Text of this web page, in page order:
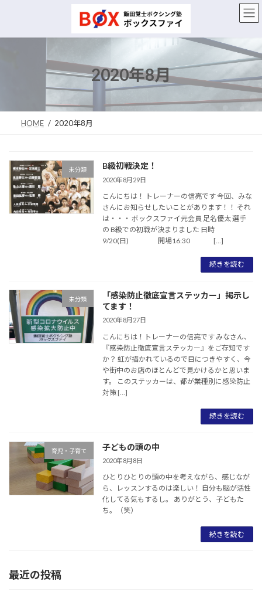
ン
プ
ー
動
2020年8月
HOME 2020年8月
未分類 B級初戦決定！
2020年8月29日
こんにちは！ トレーナーの信亮です 今回、みな
さんにお知らせしたいことがあります！！ それ
は・・・ ボックスファイ元会員 足名優太 選手
の B級での初戦が決まりました 日時
9/20(日) 開場16:30 […]
続きを読む
未分類
「感染防止徹底宣言ステッカー」掲示し
てます！
2020年8月27日
こんにちは！トレーナーの信亮です みなさん、
『感染防止徹底宣言ステッカー』をご存知です
か？ 虹が描かれているので目につきやすく、今
や街中のお店のほとんどで見かけるかと思いま
す。 このステッカーは、都が業種別に感染防止
対策 […]
続きを読む
育児・子育て 子どもの頭の中
2020年8月8日
ひとりひとりの頭の中を考えながら、感じなが
ら、レッスンするのは楽しい！ 自分も脳が活性
化してる気もするし。 ありがとう、子どもた
ち。（笑）
続きを読む
最近の投稿